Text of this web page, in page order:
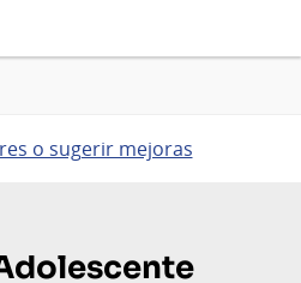
o sugerir mejoras